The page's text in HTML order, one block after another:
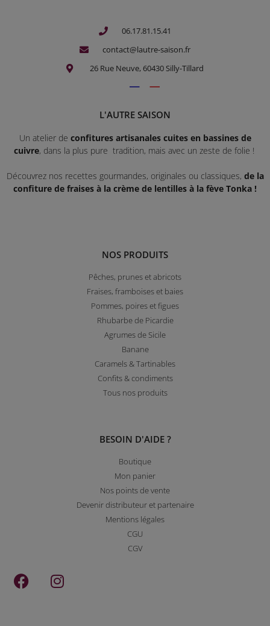
06.17.81.15.41
contact@lautre-saison.fr
26 Rue Neuve, 60430 Silly-Tillard
L'AUTRE SAISON
Un atelier de confitures artisanales cuites en bassines de
cuivre, dans la plus pure tradition, mais avec un zeste de folie !
Découvrez nos recettes gourmandes, originales ou classiques, de la
confiture de fraises à la crème de lentilles à la fève Tonka !
NOS PRODUITS
Pêches, prunes et abricots
Fraises, framboises et baies
Pommes, poires et figues
Rhubarbe de Picardie
Agrumes de Sicile
Banane
Caramels & Tartinables
Confits & condiments
Tous nos produits
BESOIN D'AIDE ?
Boutique
Mon panier
Nos points de vente
Devenir distributeur et partenaire
Mentions légales
CGU
CGV